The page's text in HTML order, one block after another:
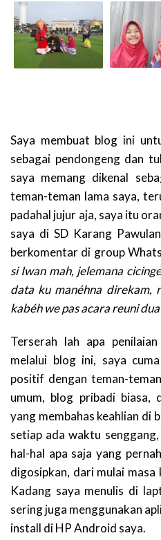
Saya membuat blog ini
sebagai pendongeng dan
saya memang dikenal
teman-teman lama saya,
padahal jujur aja, saya itu
saya di SD Karang
berkomentar di group
si Iwan mah, jelemana
data ku manéhna direkam,
kabéh we pas acara reuni
Terserah lah apa
melalui blog ini, saya
positif dengan teman-
umum, blog pribadi biasa,
yang membahas keahlian di
setiap ada waktu
hal-hal apa saja yang
digosipkan, dari mulai masa
Kadang saya menulis di
sering juga menggunakan
install di HP Android saya.